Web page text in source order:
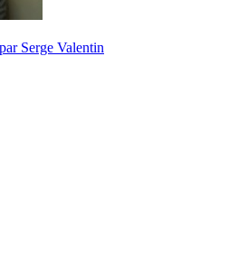
Serge Valentin